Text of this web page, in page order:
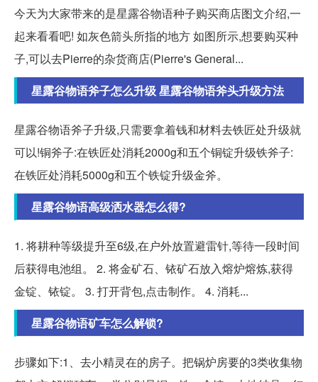
今天为大家带来的是星露谷物语种子购买商店图文介绍,一
起来看看吧! 如灰色箭头所指的地方 如图所示,想要购买种
子,可以去Pierre的杂货商店(Pierre's General...
星露谷物语斧子怎么升级 星露谷物语斧头升级方法
星露谷物语斧子升级,只需要拿着钱和材料去铁匠处升级就
可以!铜斧子:在铁匠处消耗2000g和五个铜锭升级铁斧子:
在铁匠处消耗5000g和五个铁锭升级金斧。
星露谷物语高级洒水器怎么得?
1. 将耕种等级提升至6级,在户外放置避雷针,等待一段时间
后获得电池组。 2. 将金矿石、铱矿石放入熔炉熔炼,获得
金锭、铱锭。 3. 打开背包,点击制作。 4. 消耗...
星露谷物语矿车怎么解锁?
步骤如下:1、去小精灵在的房子。把锅炉房要的3类收集物